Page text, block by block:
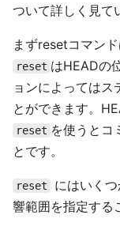
ついて詳しく見て
まずresetコマン
reset はHEADの
ョンによってはス
とができます。
reset を使うとコ
とです。
reset
にはいく
響範囲を指定する